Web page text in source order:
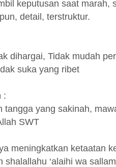
keputusan saat marah,
detail, terstruktur.
dihargai, Tidak mudah
suka yang ribet
:
tangga yang sakinah,
SWT
meningkatkan ketaatan
shalallahu ‘alaihi wa